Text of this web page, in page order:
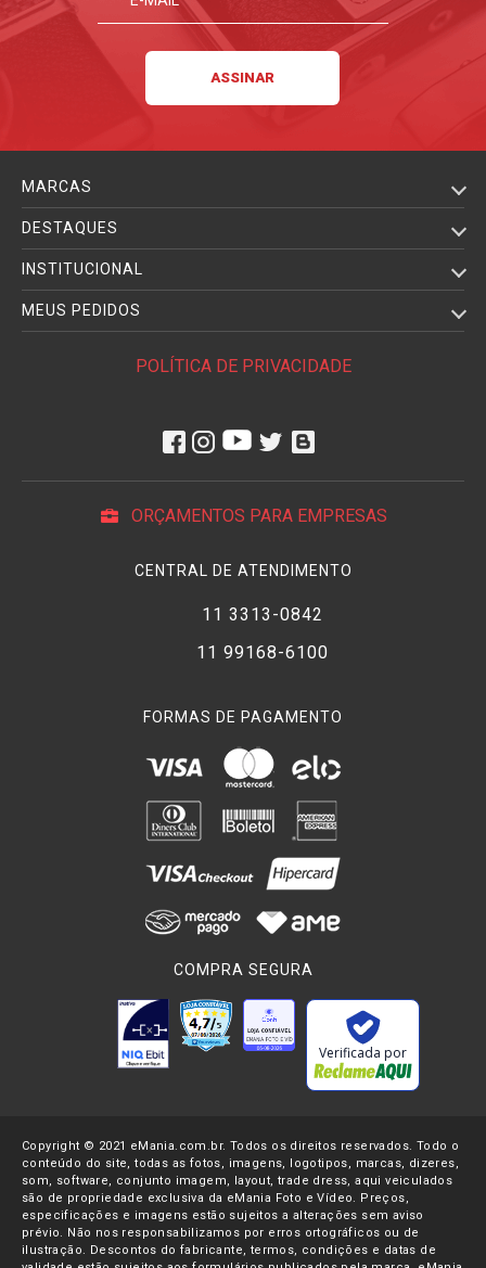
MARCAS
DESTAQUES
INSTITUCIONAL
MEUS PEDIDOS
POLÍTICA DE PRIVACIDADE
ORÇAMENTOS PARA EMPRESAS
CENTRAL DE ATENDIMENTO
11 3313-0842
11 99168-6100
FORMAS DE PAGAMENTO
COMPRA SEGURA
Verificada por
Copyright © 2021 eMania.com.br. Todos os direitos reservados. Todo o
conteúdo do site, todas as fotos, imagens, logotipos, marcas, dizeres,
som, software, conjunto imagem, layout, trade dress, aqui veiculados
são de propriedade exclusiva da eMania Foto e Vídeo. Preços,
especificações e imagens estão sujeitos a alterações sem aviso
prévio. Não nos responsabilizamos por erros ortográficos ou de
ilustração. Descontos do fabricante, termos, condições e datas de